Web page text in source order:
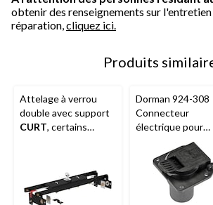
obtenir des renseignements sur
réparation, cliquez ici.
Produits
Attelage à verrou
double avec support
CURT, certains
Dorman 924-308
Connecteur
électrique pour
attelage remorque